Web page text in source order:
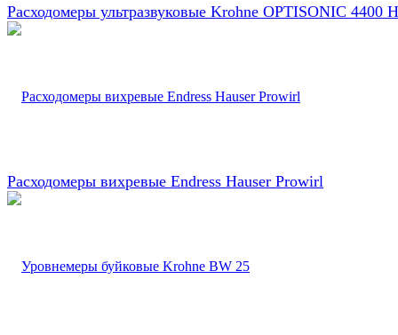
Расходомеры ультразвуковые Krohne OPTISONIC 4400
Расходомеры вихревые Endress Hauser Prowirl